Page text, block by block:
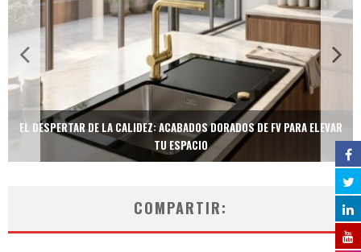
EL DESPERTAR DE LA CALIDEZ: ACABADOS DORADOS DE FV PARA ELEVAR
TU ESPACIO
COMPARTIR: